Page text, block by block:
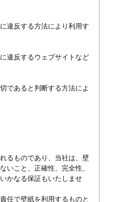
違反する方法により利用す
違反するウェブサイトなど
であると判断する方法によ
るものであり、当社は、壁
いこと、正確性、完全性、
かなる保証もいたしませ
任で壁紙を利用するものと